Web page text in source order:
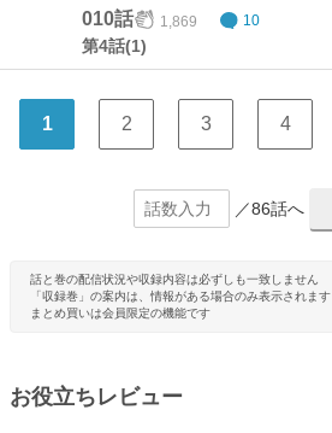
010話 1,869 10
第4話(1)
1 2 3 4
／86話へ
話と巻の配信状況や収録内容は必ずしも一致しません
「収録巻」の案内は、情報がある場合のみ表示されます
まとめ買いは会員限定の機能です
お役立ちレビュー